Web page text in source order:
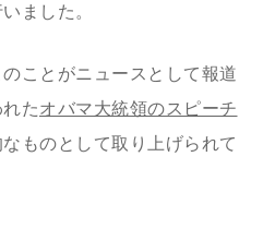
ました。
ことがニュースとして報道
たオバマ大統領のスピーチ
ものとして取り上げられて